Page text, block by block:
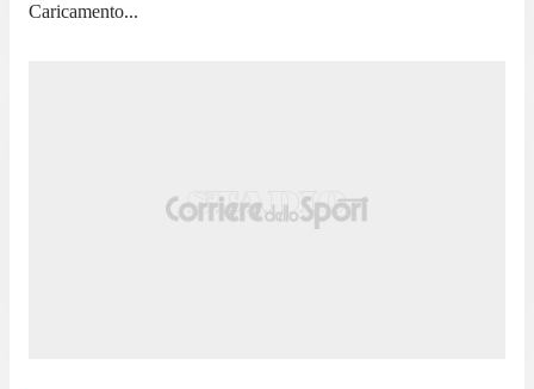
Caricamento...